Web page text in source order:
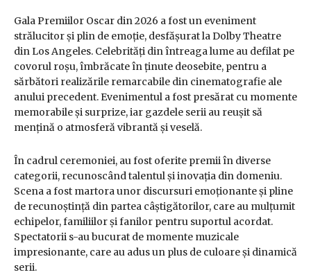
Gala Premiilor Oscar din 2026 a fost un eveniment
strălucitor și plin de emoție, desfășurat la Dolby Theatre
din Los Angeles. Celebrități din întreaga lume au defilat pe
covorul roșu, îmbrăcate în ținute deosebite, pentru a
sărbători realizările remarcabile din cinematografie ale
anului precedent. Evenimentul a fost presărat cu momente
memorabile și surprize, iar gazdele serii au reușit să
mențină o atmosferă vibrantă și veselă.
În cadrul ceremoniei, au fost oferite premii în diverse
categorii, recunoscând talentul și inovația din domeniu.
Scena a fost martora unor discursuri emoționante și pline
de recunoștință din partea câștigătorilor, care au mulțumit
echipelor, familiilor și fanilor pentru suportul acordat.
Spectatorii s-au bucurat de momente muzicale
impresionante, care au adus un plus de culoare și dinamică
serii.